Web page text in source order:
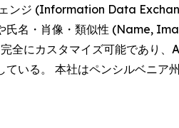
ンジ (Information Data
氏名・肖像・類似性 (Name,
全にカスタマイズ可能であり
いる。 本社はペンシルベニア